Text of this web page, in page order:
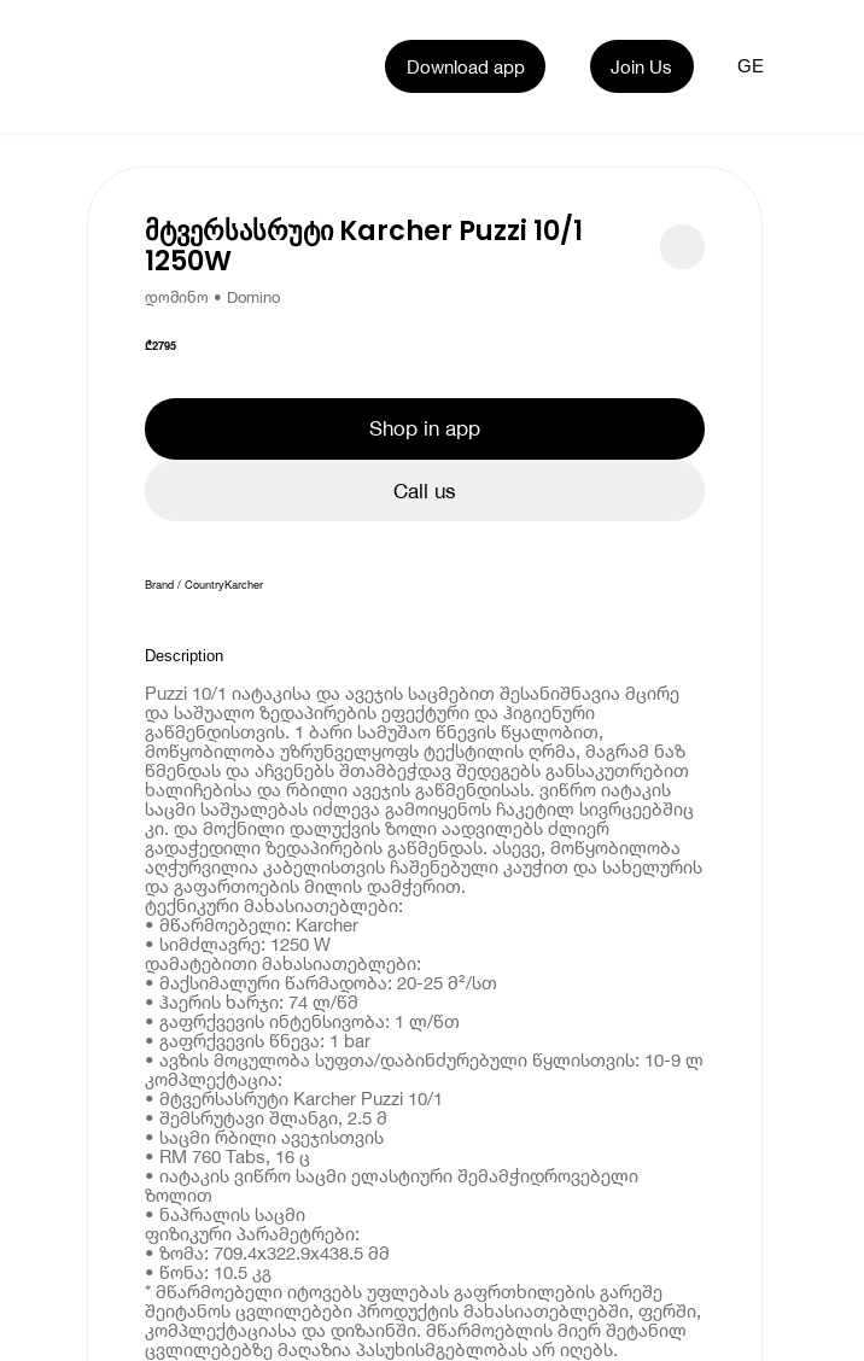
Download app Join Us GE
მტვერსასრუტი Karcher Puzzi 10/1
1250W
დომინო • Domino
₾2795
Shop in app
Call us
Brand / CountryKarcher
Description
Puzzi 10/1 იატაკისა და ავეჯის საცმებით შესანიშნავია მცირე
და საშუალო ზედაპირების ეფექტური და ჰიგიენური
გაწმენდისთვის. 1 ბარი სამუშაო წნევის წყალობით,
მოწყობილობა უზრუნველყოფს ტექსტილის ღრმა, მაგრამ ნაზ
წმენდას და აჩვენებს შთამბეჭდავ შედეგებს განსაკუთრებით
ხალიჩებისა და რბილი ავეჯის გაწმენდისას. ვიწრო იატაკის
საცმი საშუალებას იძლევა გამოიყენოს ჩაკეტილ სივრცეებშიც
კი. და მოქნილი დალუქვის ზოლი აადვილებს ძლიერ
გადაჭედილი ზედაპირების გაწმენდას. ასევე, მოწყობილობა
აღჭურვილია კაბელისთვის ჩაშენებული კაუჭით და სახელურის
და გაფართოების მილის დამჭერით.
ტექნიკური მახასიათებლები:
• მწარმოებელი: Karcher
• სიმძლავრე: 1250 W
დამატებითი მახასიათებლები:
• მაქსიმალური წარმადობა: 20-25 მ²/სთ
• ჰაერის ხარჯი: 74 ლ/წმ
• გაფრქვევის ინტენსივობა: 1 ლ/წთ
• გაფრქვევის წნევა: 1 bar
• ავზის მოცულობა სუფთა/დაბინძურებული წყლისთვის: 10-9 ლ
კომპლექტაცია:
• მტვერსასრუტი Karcher Puzzi 10/1
• შემსრუტავი შლანგი, 2.5 მ
• საცმი რბილი ავეჯისთვის
• RM 760 Tabs, 16 ც
• იატაკის ვიწრო საცმი ელასტიური შემამჭიდროვებელი
ზოლით
• ნაპრალის საცმი
ფიზიკური პარამეტრები:
• ზომა: 709.4x322.9x438.5 მმ
• წონა: 10.5 კგ
* მწარმოებელი იტოვებს უფლებას გაფრთხილების გარეშე
შეიტანოს ცვლილებები პროდუქტის მახასიათებლებში, ფერში,
კომპლექტაციასა და დიზაინში. მწარმოებლის მიერ შეტანილ
ცვლილებებზე მაღაზია პასუხისმგებლობას არ იღებს.